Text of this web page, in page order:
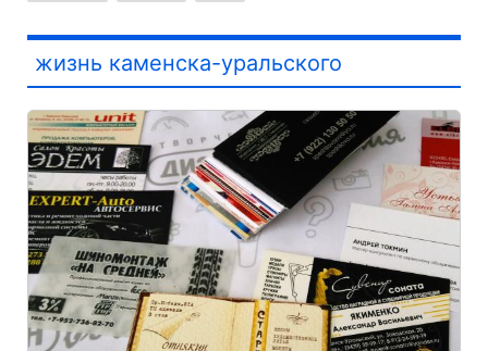
жизнь каменска-уральского